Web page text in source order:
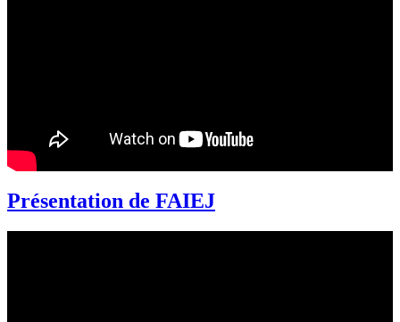
Présentation de FAIEJ